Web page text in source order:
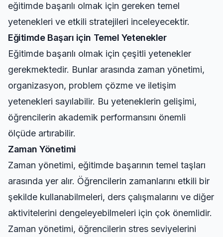
eğitimde başarılı olmak için gereken temel
yetenekleri ve etkili stratejileri inceleyecektir.
Eğitimde Başarı için Temel Yetenekler
Eğitimde başarılı olmak için çeşitli yetenekler
gerekmektedir. Bunlar arasında zaman yönetimi,
organizasyon, problem çözme ve iletişim
yetenekleri sayılabilir. Bu yeteneklerin gelişimi,
öğrencilerin akademik performansını önemli
ölçüde artırabilir.
Zaman Yönetimi
Zaman yönetimi, eğitimde başarının temel taşları
arasında yer alır. Öğrencilerin zamanlarını etkili bir
şekilde kullanabilmeleri, ders çalışmalarını ve diğer
aktivitelerini dengeleyebilmeleri için çok önemlidir.
Zaman yönetimi, öğrencilerin stres seviyelerini